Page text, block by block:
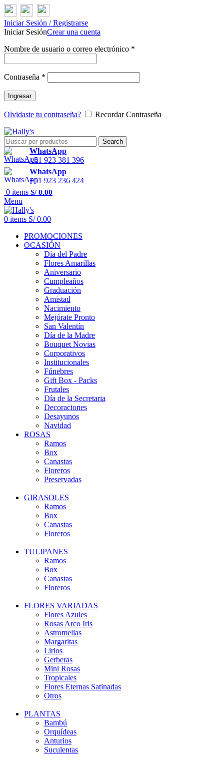
Iniciar Sesión / Registrarse
Iniciar SesiónCrear una cuenta
Nombre de usuario o correo electrónico *
Contraseña *
Ingresar
Olvidaste tu contraseña? Recordar Contraseña
Search
WhatsApp
+51 923 381 396
WhatsApp
+51 923 236 424
0 items S/0.00
Menu
0 items S/0.00
PROMOCIONES
OCASIÓN
Día del Padre
Flores Amarillas
Aniversario
Cumpleaños
Graduación
Amistad
Nacimiento
Mejórate Pronto
San Valentín
Día de la Madre
Bouquet Novias
Corporativos
Institucionales
Fúnebres
Gift Box - Packs
Frutales
Día de la Secretaria
Decoraciones
Desayunos
Navidad
ROSAS
Ramos
Box
Canastas
Floreros
Preservadas
GIRASOLES
Ramos
Box
Canastas
Floreros
TULIPANES
Ramos
Box
Canastas
Floreros
FLORES VARIADAS
Flores Azules
Rosas Arco Iris
Astromelias
Margaritas
Lirios
Gerberas
Mini Rosas
Tropicales
Flores Eternas Satinadas
Otros
PLANTAS
Bambú
Orquídeas
Anturios
Suculentas